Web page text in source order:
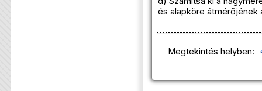
és alapköre átmérőjének
Megtekintés helyben: